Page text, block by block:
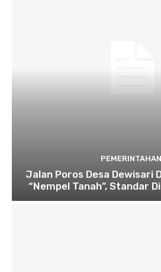
PEMERINTAHAN
Jalan Poros Desa Dewisari
“Nempel Tanah”, Standar